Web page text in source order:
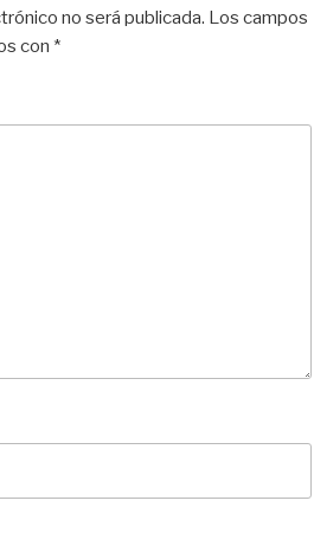
no será publicada. Los campos
con *